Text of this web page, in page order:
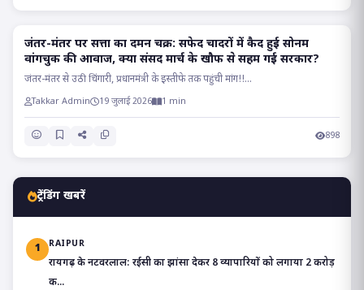
POLITICS
जंतर-मंतर पर सत्ता का दमन चक्र: सफेद चादरों में कैद हुई सोनम
वांगचुक की आवाज, क्या संसद मार्च के खौफ से सहम गई सरकार?
जंतर-मंतर से उठी चिंगारी, प्रधानमंत्री के इस्तीफे तक पहुंची मांग!!...
Takkar Admin 19 जुलाई 2026 1 min
898
ट्रेंडिंग खबरें
1 RAIPUR
रायगढ़ के नटवरलाल: रईसी का झांसा देकर 8 व्यापारियों को लगाया 2 करोड़
क...